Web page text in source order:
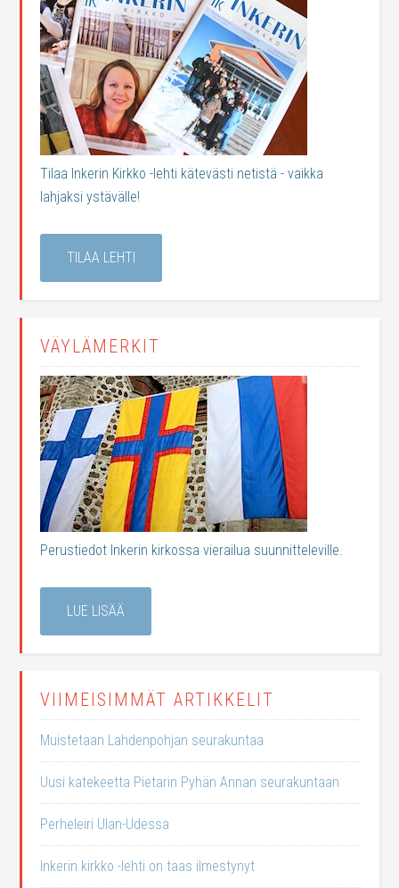
Tilaa Inkerin Kirkko -lehti kätevästi netistä - vaikka
lahjaksi ystävälle!
TILAA LEHTI
VÄYLÄMERKIT
Perustiedot Inkerin kirkossa vierailua suunnitteleville.
LUE LISÄÄ
VIIMEISIMMÄT ARTIKKELIT
Muistetaan Lahdenpohjan seurakuntaa
Uusi katekeetta Pietarin Pyhän Annan seurakuntaan
Perheleiri Ulan-Udessa
Inkerin kirkko -lehti on taas ilmestynyt